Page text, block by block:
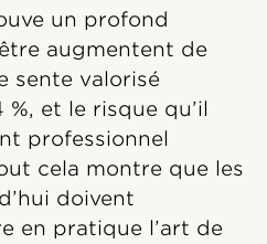
un profond
augmentent de
sente valorisé
et le risque qu’il
professionnel
cela montre que les
doivent
en pratique l’art de